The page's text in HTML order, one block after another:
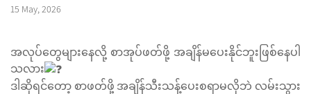
15 May, 2026
အလုပ်တွေများနေလို့ စာအုပ်ဖတ်ဖို့ အချိန်မပေးနိုင်ဘူးဖြစ်နေပါ
သလား
ဒါဆိုရင်တော့ စာဖတ်ဖို့ အချိန်သီးသန့်ပေးစရာမလိုဘဲ လမ်းသွား